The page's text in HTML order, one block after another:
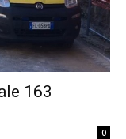
163
0